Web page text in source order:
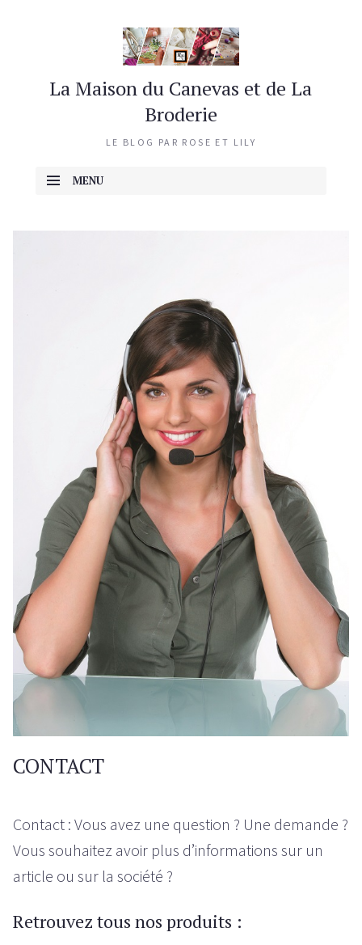
La Maison du Canevas et de La
Broderie
LE BLOG PAR ROSE ET LILY
MENU
CONTACT
Contact : Vous avez une question ? Une demande ?
Vous souhaitez avoir plus d’informations sur un
article ou sur la société ?
Retrouvez tous nos produits :